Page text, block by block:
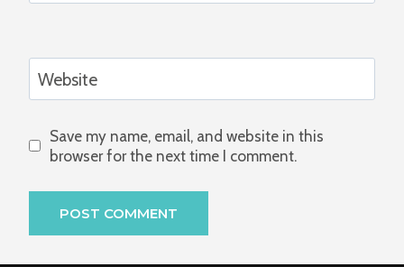
Website
Save my name, email, and website in this
browser for the next time I comment.